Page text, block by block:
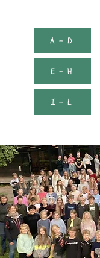
A - D
E - H
I - L